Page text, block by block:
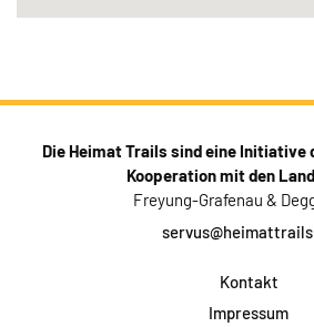
Die Heimat Trails sind eine Initiative
Kooperation mit den
Freyung-Grafenau &
Kontakt
Impressum